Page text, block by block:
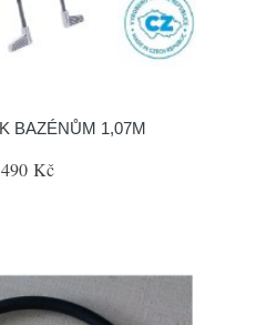
BAZÉNŮM 1,07M
Kč